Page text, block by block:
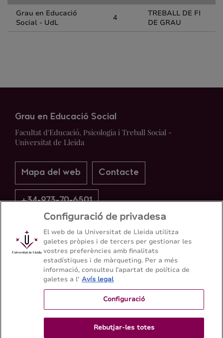
Grau en Educació
Social - UdL
4
TREBALL DE FI
DE GRAU
Grau en Educació Social
Facultat d'Educació, Psicologia i Treball Social -
Universitat de Lleida
Mapa del web Contacte
+34-973-70-6501
Configuració de privadesa
El web de la Universitat de Lleida utilitza
galetes pròpies i de tercers per gestionar les
vostres preferències amb finalitats
estadístiques i de màrqueting. Per a més
informació, consulteu l’apartat de política de
galetes a l' Avís legal
Configuració
Rebutjar-les totes